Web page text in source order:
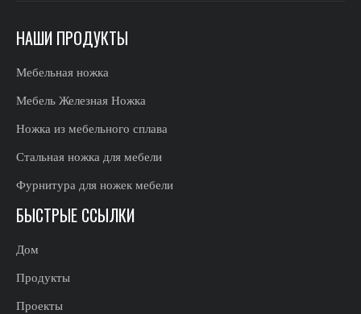
НАШИ ПРОДУКТЫ
Мебельная ножка
Мебель Железная Ножка
Ножка из мебельного сплава
Стальная ножка для мебели
Фурнитура для ножек мебели
БЫСТРЫЕ ССЫЛКИ
Дом
Продукты
Проекты